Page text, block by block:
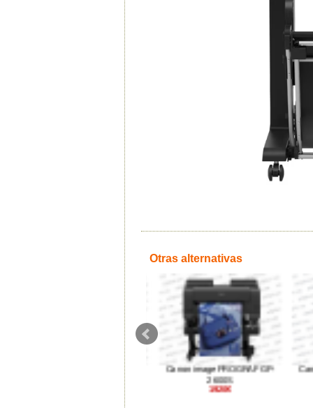
Otras alternativas
Canon imagePROGRAF TM-
Canon imagePROGRAF GP-
2600S
1920€